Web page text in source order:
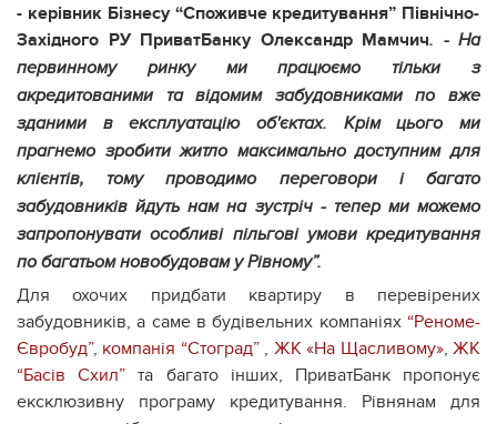
- керівник Бізнесу “Споживче кредитування” Північно-
Західного РУ ПриватБанку Олександр Мамчич. - На
первинному ринку ми працюємо тільки з
акредитованими та відомим забудовниками по вже
зданими в експлуатацію об'єктах. Крім цього ми
прагнемо зробити житло максимально доступним для
клієнтів, тому проводимо переговори і багато
забудовників йдуть нам на зустріч - тепер ми можемо
запропонувати особливі пільгові умови кредитування
по багатьом новобудовам у Рівному”.
Для охочих придбати квартиру в перевірених
забудовників, а саме в будівельних компаніях “Реноме-
Євробуд”, компанія “Стоград”, ЖК «На Щасливому»,ЖК
“Басів Схил” та багато інших, ПриватБанк пропонує
ексклюзивну програму кредитування. Рівнянам для